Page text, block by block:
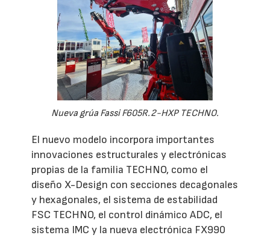
Nueva grúa Fassi F605R.2-HXP TECHNO.
El nuevo modelo incorpora importantes
innovaciones estructurales y electrónicas
propias de la familia TECHNO, como el
diseño X-Design con secciones decagonales
y hexagonales, el sistema de estabilidad
FSC TECHNO, el control dinámico ADC, el
sistema IMC y la nueva electrónica FX990